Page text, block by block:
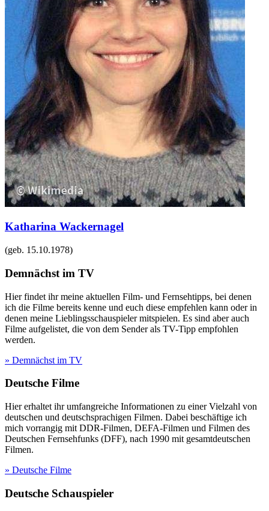
Katharina Wackernagel
(geb. 15.10.1978)
Demnächst im TV
Hier findet ihr meine aktuellen Film- und Fernsehtipps, bei denen
ich die Filme bereits kenne und euch diese empfehlen kann oder in
denen meine Lieblingsschauspieler mitspielen. Es sind aber auch
Filme aufgelistet, die von dem Sender als TV-Tipp empfohlen
werden.
» Demnächst im TV
Deutsche Filme
Hier erhaltet ihr umfangreiche Informationen zu einer Vielzahl von
deutschen und deutschsprachigen Filmen. Dabei beschäftige ich
mich vorrangig mit DDR-Filmen, DEFA-Filmen und Filmen des
Deutschen Fernsehfunks (DFF), nach 1990 mit gesamtdeutschen
Filmen.
» Deutsche Filme
Deutsche Schauspieler